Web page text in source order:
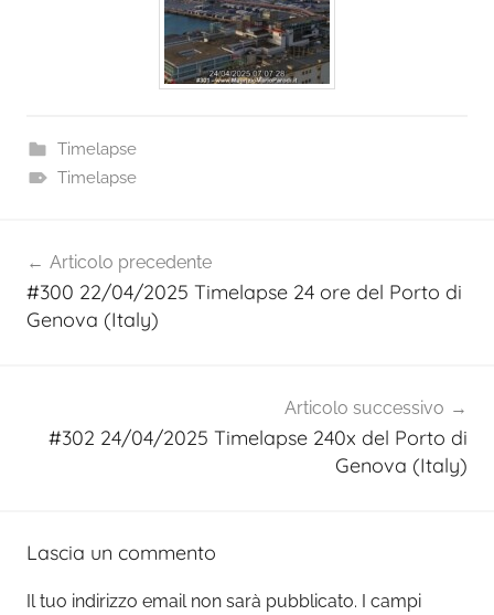
Timelapse
Timelapse
articoli
Articolo precedente
#300 22/04/2025 Timelapse 24 ore del Porto di
Genova (Italy)
Articolo successivo
#302 24/04/2025 Timelapse 240x del Porto di
Genova (Italy)
Lascia un commento
Il tuo indirizzo email non sarà pubblicato. I campi